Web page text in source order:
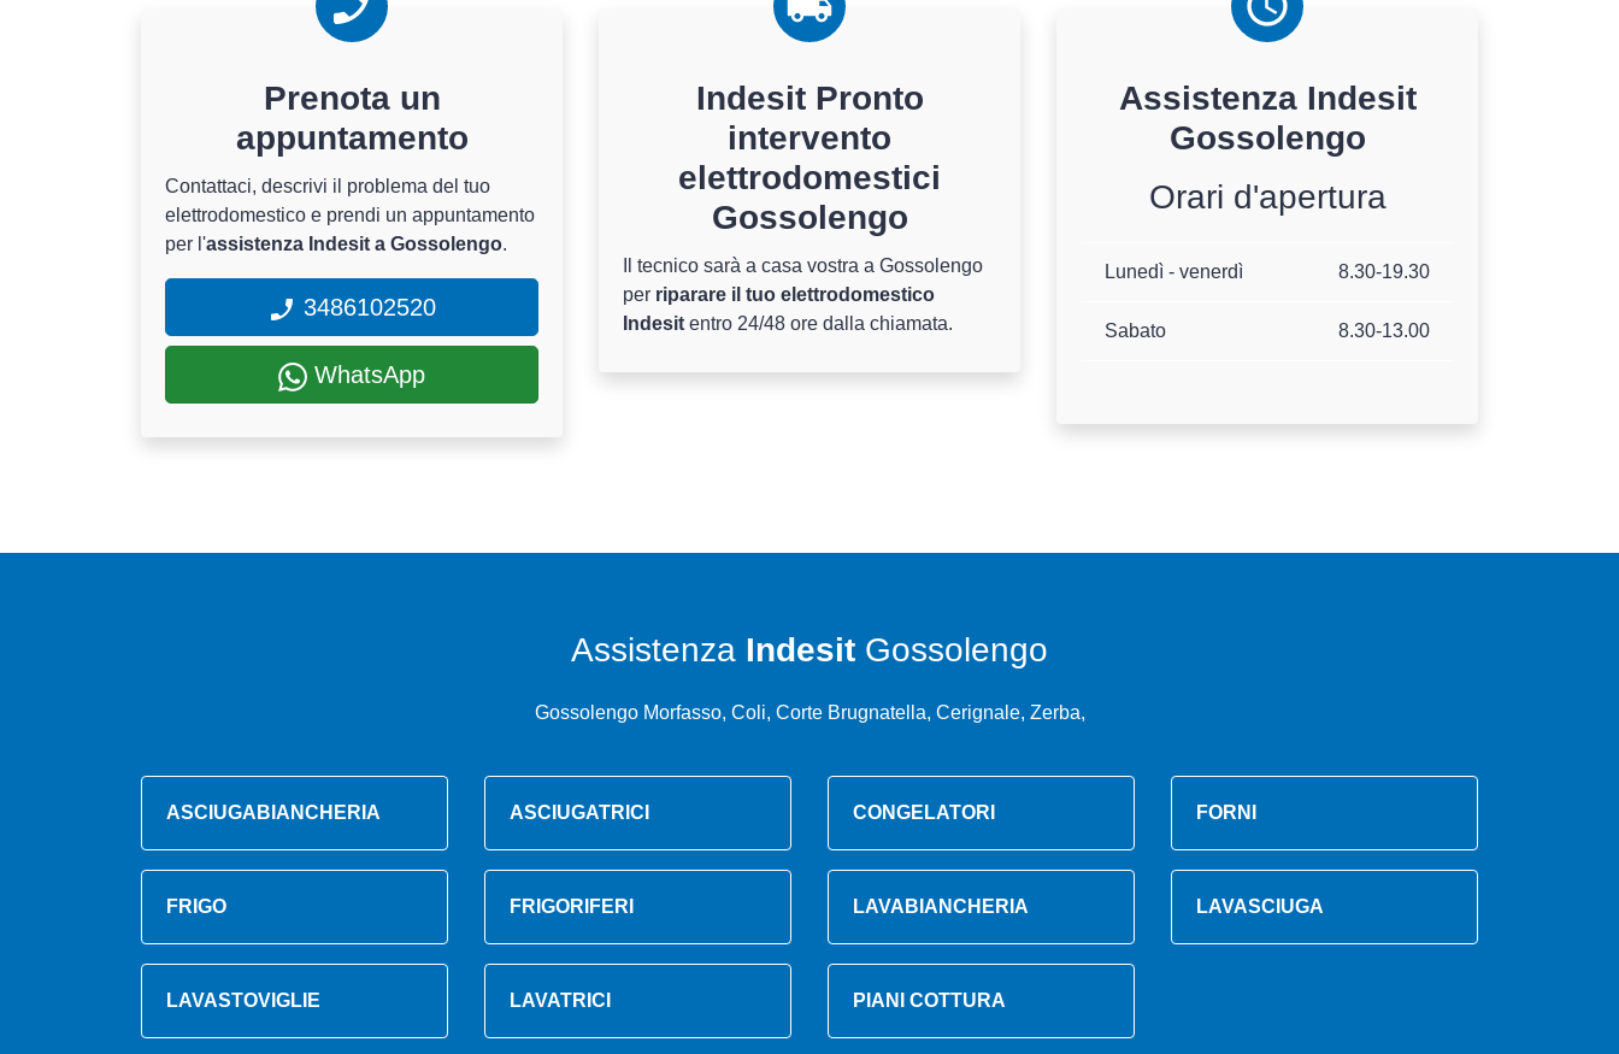
Prenota un
appuntamento
Contattaci, descrivi il problema del tuo
elettrodomestico e prendi un appuntamento
per l'assistenza Indesit a Gossolengo.
3486102520
WhatsApp
Indesit Pronto
intervento
elettrodomestici
Gossolengo
Il tecnico sarà a casa vostra a Gossolengo
per riparare il tuo elettrodomestico
Indesit entro 24/48 ore dalla chiamata.
Assistenza Indesit
Gossolengo
Orari d'apertura
Lunedì - venerdì 8.30-19.30
Sabato 8.30-13.00
Assistenza Indesit Gossolengo
Gossolengo Morfasso, Coli, Corte Brugnatella, Cerignale, Zerba,
ASCIUGABIANCHERIA ASCIUGATRICI CONGELATORI FORNI
FRIGO FRIGORIFERI LAVABIANCHERIA LAVASCIUGA
LAVASTOVIGLIE LAVATRICI PIANI COTTURA